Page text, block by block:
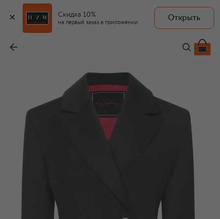
Скидка 10%
на первый заказ в приложении
Открыть
LES ARCHIVES